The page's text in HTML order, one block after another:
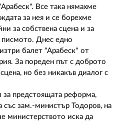
Все така нямахме
за нея и се борехме
за собствена сцена и за
писмото. Днес едно
балет "Арабеск" от
За пореден път с доброто
но без никакъв диалог с
предстоящата реформа,
със зам.-министър Тодоров, на
министерството иска да